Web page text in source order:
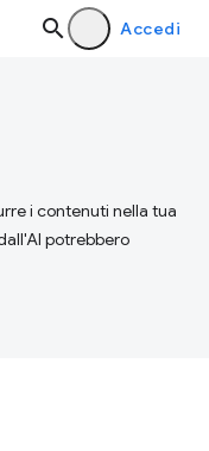
Accedi
i contenuti nella tua
potrebbero